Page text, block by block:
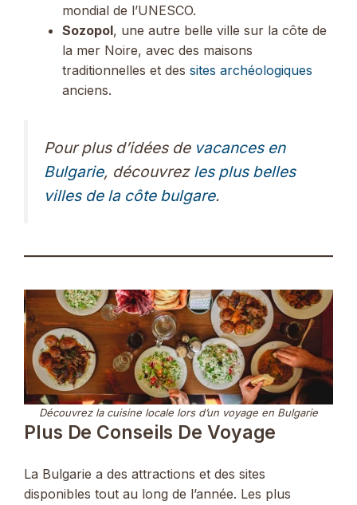
mondial de l’UNESCO.
Sozopol, une autre belle ville sur la côte de
la mer Noire, avec des maisons
traditionnelles et des sites archéologiques
anciens.
Pour plus d’idées de vacances en
Bulgarie, découvrez les plus belles
villes de la côte bulgare.
Découvrez la cuisine locale lors d’un voyage en Bulgarie
Plus De Conseils De Voyage
La Bulgarie a des attractions et des sites
disponibles tout au long de l’année. Les plus